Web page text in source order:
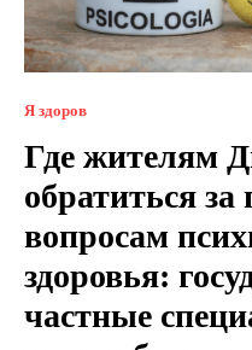
Я здоров
Где жителям
обратиться
вопросам
здоровья:
частные